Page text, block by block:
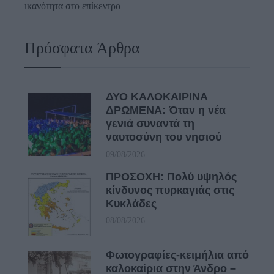
ικανότητα στο επίκεντρο
Πρόσφατα Άρθρα
ΔΥΟ ΚΑΛΟΚΑΙΡΙΝΑ
ΔΡΩΜΕΝΑ: Όταν η νέα
γενιά συναντά τη
ναυτοσύνη του νησιού
09/08/2026
ΠΡΟΣΟΧΗ: Πολύ υψηλός
κίνδυνος πυρκαγιάς στις
Κυκλάδες
08/08/2026
Φωτογραφίες-κειμήλια από
καλοκαίρια στην Άνδρο –